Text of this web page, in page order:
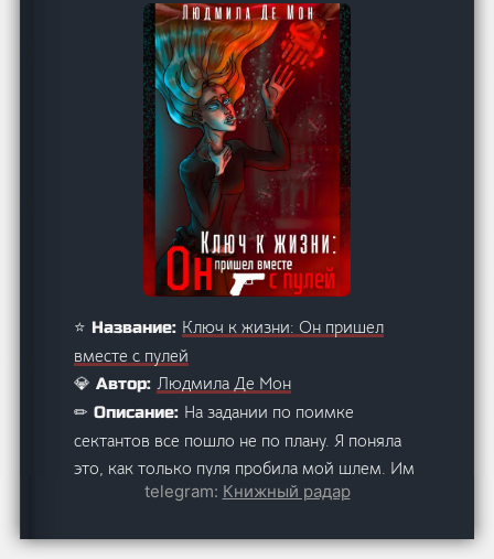
⭐ Название: Ключ к жизни: Он пришел
вместе с пулей
💎 Автор:Людмила Де Мон
✏ Описание: На задании по поимке
сектантов все пошло не по плану. Я поняла
это, как только пуля пробила мой шлем. Им
удалось. Сатанисты вызвали демона и
галлюцинациями о прошлом. Тебе нужна
telegram: Книжный радар